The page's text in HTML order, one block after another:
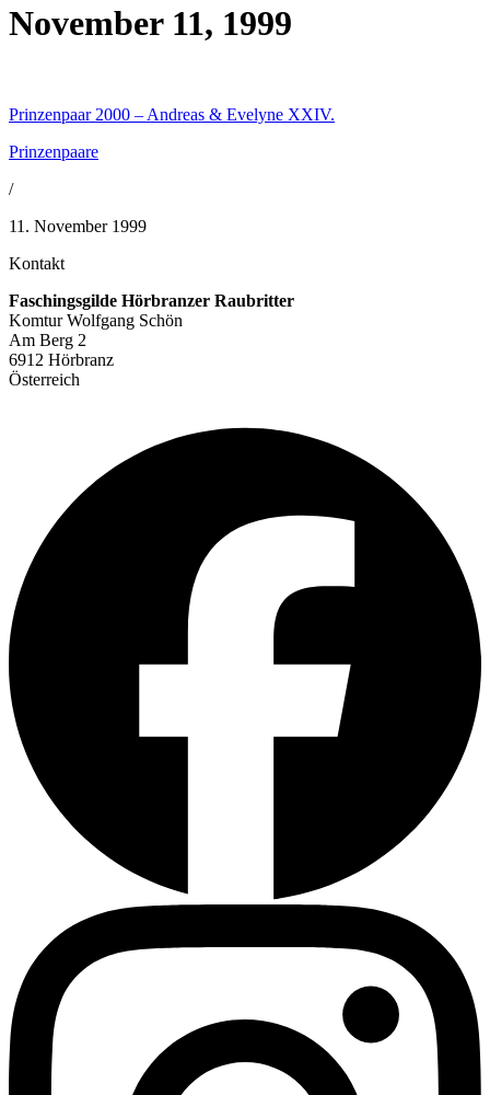
November 11, 1999
Prinzenpaar 2000 – Andreas & Evelyne XXIV.
Prinzenpaare
/
11. November 1999
Kontakt
Faschingsgilde Hörbranzer Raubritter
Komtur Wolfgang Schön
Am Berg 2
6912 Hörbranz
Österreich